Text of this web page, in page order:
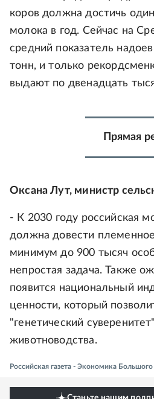
коров должна достичь
молока в год. Сейчас на
средний показатель
тонн, и только
выдают по двенадцать
Прямая
Оксана Лут, министр
- К 2030 году российская
должна довести
минимум до 900 тысяч
непростая задача. Также
появится национальный
ценности, который
"генетический
животноводства.
Российская газета - Экономика